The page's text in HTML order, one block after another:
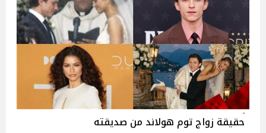
حقيقة زواج توم هولاند من صديقته